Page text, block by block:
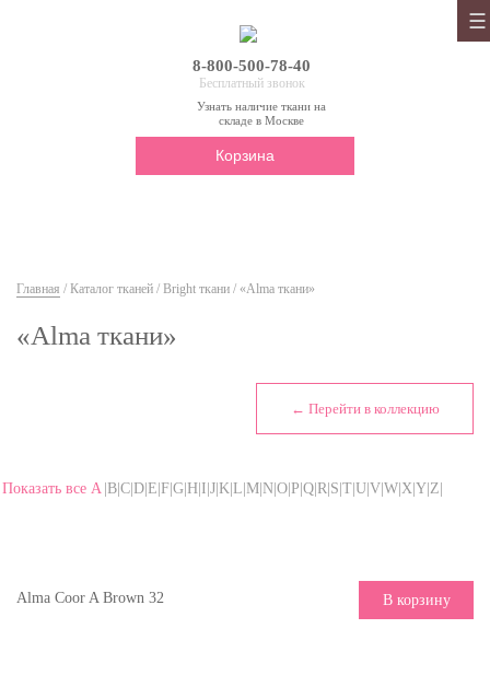
8-800-500-78-40
Бесплатный звонок
Узнать наличие ткани на
складе в Москве
Корзина
Главная / Каталог тканей / Bright ткани / «Alma ткани»
«Alma ткани»
← Перейти в коллекцию
Показать все A |B|C|D|E|F|G|H|I|J|K|L|M|N|O|P|Q|R|S|T|U|V|W|X|Y|Z|
Alma Coor A Brown 32 В корзину